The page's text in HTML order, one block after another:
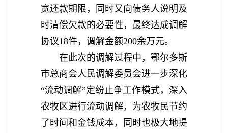
宽还款期限，同时又向债务人说明及
时清偿欠款的必要性，最终达成调解
协议18件，调解金额200余万元。
在此次的调解过程中，鄂尔多斯
市总商会人民调解委员会进一步深化
“流动调解”定纷止争工作模式，深入
农牧区进行流动调解，为农牧民节约
了时间和金钱成本，同时也极大地提